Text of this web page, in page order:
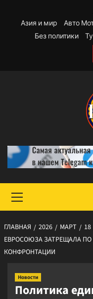
содержимому
Азия и мир
Авто
Без политики
меню
ГЛАВНАЯ 2026 МАРТ 18
ЕВРОСОЮЗА ЗАТРЕЩАЛА
КОНФРОНТАЦИИ
Новости
Политика